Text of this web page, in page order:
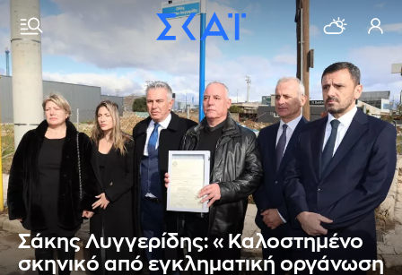
Σάκης Λυγγερίδης: «Καλοστημένο
σκηνικό από εγκληματική οργάνωση